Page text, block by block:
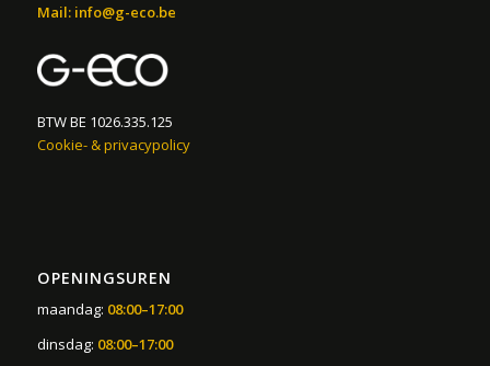
Mail: info@g-eco.be
BTW BE 1026.335.125
Cookie- & privacypolicy
OPENINGSUREN
maandag: 08:00–17:00
dinsdag: 08:00–17:00